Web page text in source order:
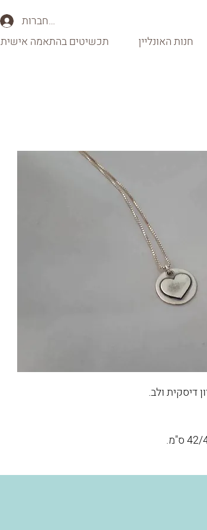
להתחברות
חנות האונליין תכשיטים בהתאמה אישית